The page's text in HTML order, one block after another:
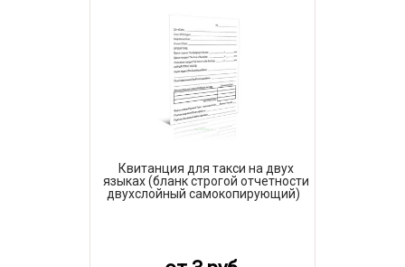
Квитанция для такси на двух
языках (бланк строгой отчетности
двухслойный самокопирующий)